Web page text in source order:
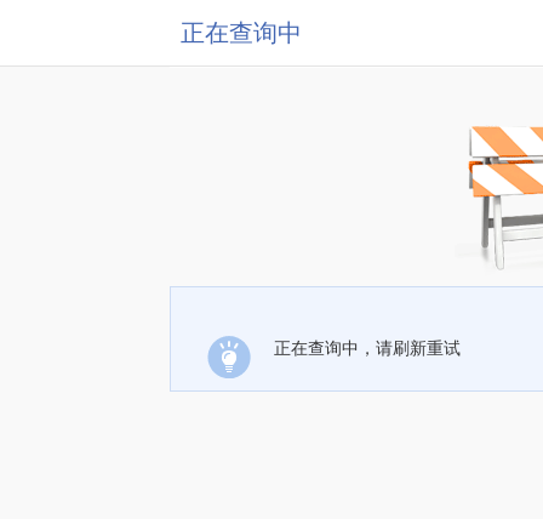
正在查询中
正在查询中，请刷新重试